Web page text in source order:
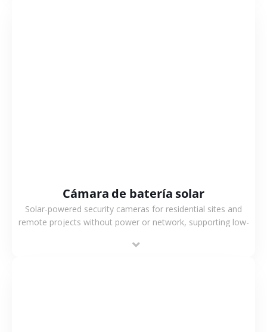
Cámara de batería solar
Solar-powered security cameras for residential sites and
remote projects without power or network, supporting low-
monitoring.